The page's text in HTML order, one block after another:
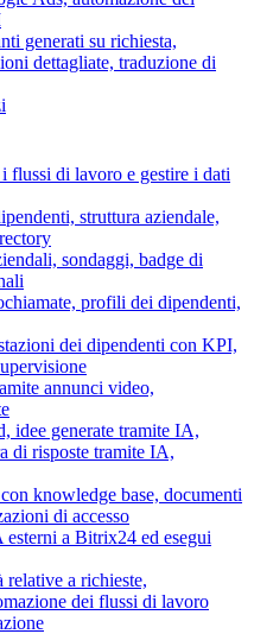
generati su richiesta,
dettagliate, traduzione di
flussi di lavoro e gestire i dati
struttura aziendale,
sondaggi, badge di
profili dei dipendenti,
dei dipendenti con KPI,
annunci video,
idee generate tramite IA,
di risposte tramite IA,
knowledge base, documenti
di accesso
a Bitrix24 ed esegui
a richieste,
dei flussi di lavoro